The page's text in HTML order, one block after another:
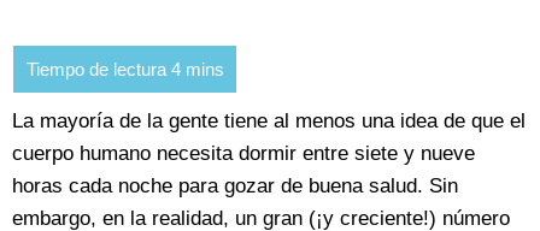
La mayoría de la gente tiene al menos una idea de que el
cuerpo humano necesita dormir entre siete y nueve
horas cada noche para gozar de buena salud. Sin
embargo, en la realidad, un gran (¡y creciente!) número